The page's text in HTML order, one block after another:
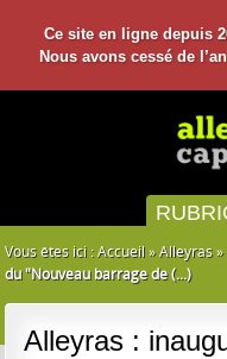
Ce site en ligne depuis
Nous avons cessé de
Vous êtes ici :Accueil »Alleyras »
du "Nouveau barrage de (...)
Alleyras :